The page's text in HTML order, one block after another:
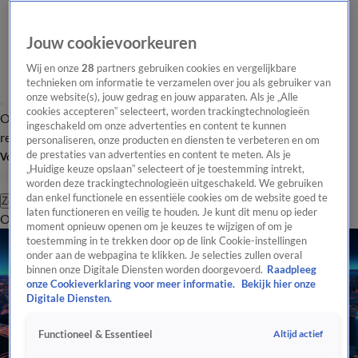
Overzicht Laatste nieuws Regionieuws Het beste van Hart
Tip de
redactie
Volg Hart van Nederland
Zoeken
OverzichtRegioUitzendingenWeerTip de redactiePanelVideo's
Jouw cookievoorkeuren
Wij en onze28 partners gebruiken cookies en vergelijkbare
technieken om informatie te verzamelen over jou als gebruiker van
onze website(s), jouw gedrag en jouw apparaten. Als je „Alle
cookies accepteren” selecteert, worden trackingtechnologieën
ingeschakeld om onze advertenties en content te kunnen
personaliseren, onze producten en diensten te verbeteren en om
de prestaties van advertenties en content te meten. Als je
„Huidige keuze opslaan” selecteert of je toestemming intrekt,
worden deze trackingtechnologieën uitgeschakeld. We gebruiken
dan enkel functionele en essentiële cookies om de website goed te
laten functioneren en veilig te houden. Je kunt dit menu op ieder
moment opnieuw openen om je keuzes te wijzigen of om je
toestemming in te trekken door op de link Cookie-instellingen
onder aan de webpagina te klikken. Je selecties zullen overal
binnen onze Digitale Diensten worden doorgevoerd. Raadpleeg
onze Cookieverklaring voor meer informatie.
Bekijk hier onze
Digitale Diensten.
Functioneel & Essentieel Altijd actief